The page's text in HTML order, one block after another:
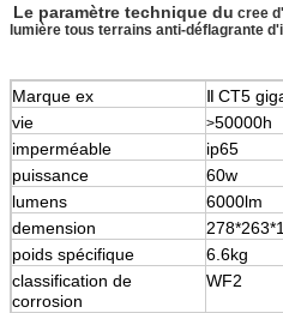
Le paramètre technique du cree
lumière tous terrains anti-déflagrante
Marque ex Ⅱ CT5
vie
>50000h
imperméable
ip65
puissance
60w
lumens
6000lm
demension
poids spécifique
6.6kg
classification de
corrosion
WF2